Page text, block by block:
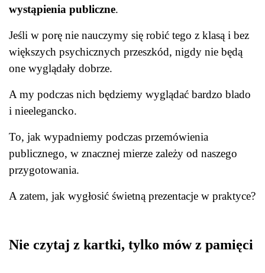
wystąpienia publiczne.
Jeśli w porę nie nauczymy się robić tego z klasą i bez
większych psychicznych przeszkód, nigdy nie będą
one wyglądały dobrze.
A my podczas nich będziemy wyglądać bardzo blado
i nieelegancko.
To, jak wypadniemy podczas przemówienia
publicznego, w znacznej mierze zależy od naszego
przygotowania.
A zatem, jak wygłosić świetną prezentacje w praktyce?
Nie czytaj z kartki, tylko mów z pamięci